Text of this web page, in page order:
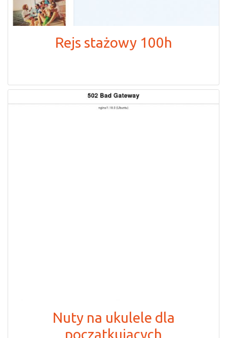
Rejs stażowy 100h
Nuty na ukulele dla
początkujących